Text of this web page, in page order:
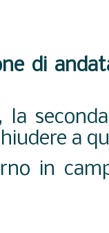
di
la
a
in